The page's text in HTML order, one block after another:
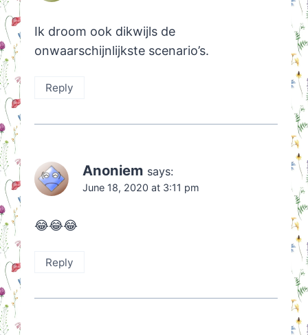
Ik droom ook dikwijls de
onwaarschijnlijkste scenario’s.
Reply
Anoniem says:
June 18, 2020 at 3:11 pm
😂😂😂
Reply